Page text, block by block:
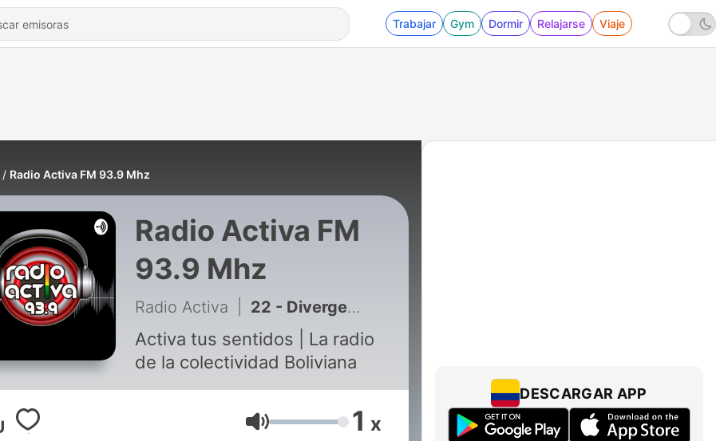
Trabajar Gym Dormir Relajarse Viaje
Radio Activa FM 93.9 Mhz
Radio Activa FM
93.9 Mhz
Radio Activa 22 - Divergencia 23 mayo 🗣️↔️| Radio Activa - Activa tus sentidos | La radio de la comunidad boliviana
Activa tus sentidos | La radio
de la colectividad Boliviana
Volumen 1 x
DESCARGAR APP